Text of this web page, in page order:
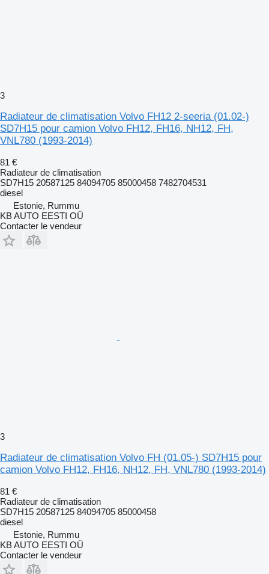
3
Radiateur de climatisation Volvo FH12 2-seeria (01.02-)
SD7H15 pour camion Volvo FH12, FH16, NH12, FH,
VNL780 (1993-2014)
81 €
Radiateur de climatisation
SD7H15 20587125 84094705 85000458 7482704531
diesel
Estonie, Rummu
KB AUTO EESTI OÜ
Contacter le vendeur
3
Radiateur de climatisation Volvo FH (01.05-) SD7H15 pour
camion Volvo FH12, FH16, NH12, FH, VNL780 (1993-2014)
81 €
Radiateur de climatisation
SD7H15 20587125 84094705 85000458
diesel
Estonie, Rummu
KB AUTO EESTI OÜ
Contacter le vendeur